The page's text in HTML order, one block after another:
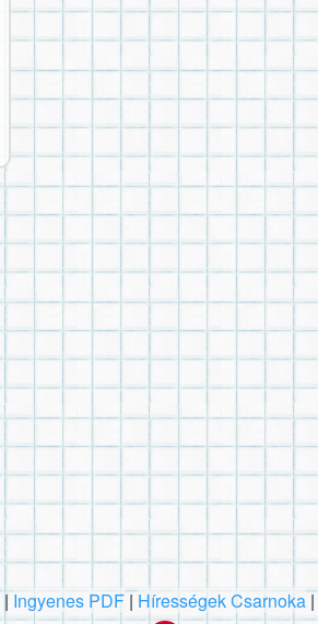
| Ingyenes PDF | Hírességek Csarnoka |